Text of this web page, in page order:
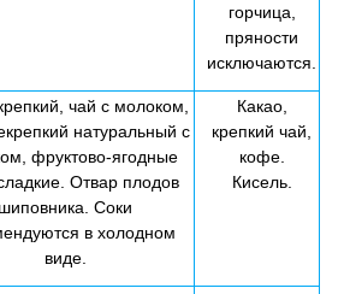
горчица,
пряности
исключаются.
чай с молоком,
натуральный с
фруктово-ягодные
Отвар плодов
шиповника. Соки
в холодном
виде.
Какао,
крепкий чай,
кофе.
Кисель.